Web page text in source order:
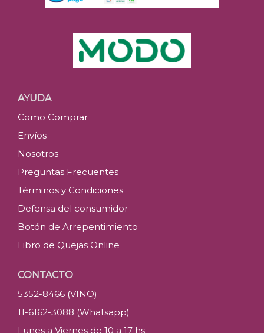
AYUDA
Como Comprar
Envíos
Nosotros
Preguntas Frecuentes
Términos y Condiciones
Defensa del consumidor
Botón de Arrepentimiento
Libro de Quejas Online
CONTACTO
5352-8466 (VINO)
11-6162-3088 (Whatsapp)
Lunes a Viernes de 10 a 17 hs.